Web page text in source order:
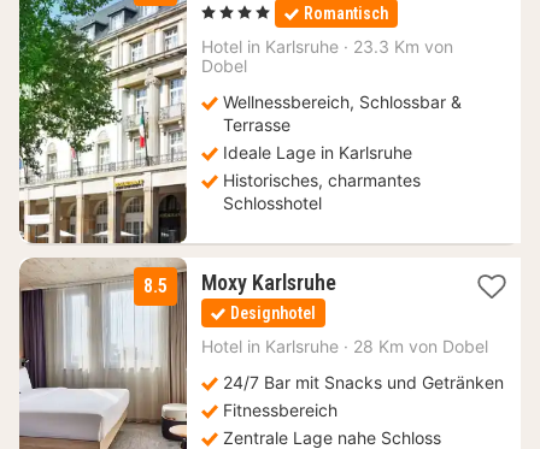
89
, 4 Sterne Romantisch
Hotel in Karlsruhe · 23.3 Km von
Dobel
Wellnessbereich, Schlossbar &
Terrasse
Ideale Lage in Karlsruhe
Historisches, charmantes
Schlosshotel
8.5 Moxy Karlsruhe1
69
Designhotel
Hotel in Karlsruhe · 28 Km von Dobel
24/7 Bar mit Snacks und Getränken
Fitnessbereich
Zentrale Lage nahe Schloss